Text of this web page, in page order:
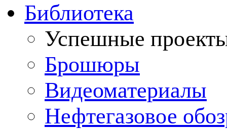
Библиотека
Успешные
Брошюры
Видеоматериалы
Нефтегазовое